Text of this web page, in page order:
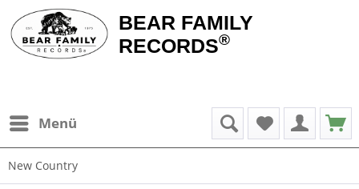
BEAR FAMILY
RECORDS®
Menü
New Country